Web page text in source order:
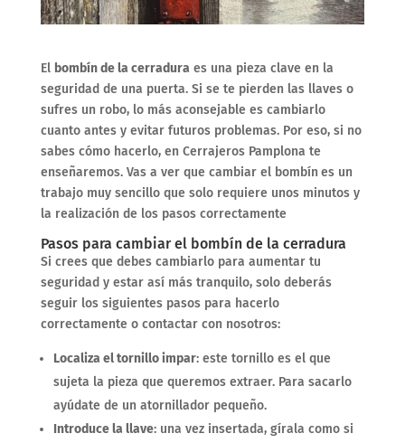
El bombín de la cerradura es una pieza clave en la
seguridad de una puerta. Si se te pierden las llaves o
sufres un robo, lo más aconsejable es cambiarlo
cuanto antes y evitar futuros problemas. Por eso, si no
sabes cómo hacerlo, en Cerrajeros Pamplona te
enseñaremos. Vas a ver que cambiar el bombín es un
trabajo muy sencillo que solo requiere unos minutos y
la realización de los pasos correctamente
Pasos para cambiar el bombín de la cerradura
Si crees que debes cambiarlo para aumentar tu
seguridad y estar así más tranquilo, solo deberás
seguir los siguientes pasos para hacerlo
correctamente o contactar con nosotros:
Localiza el tornillo impar: este tornillo es el que
sujeta la pieza que queremos extraer. Para sacarlo
ayúdate de un atornillador pequeño.
Introduce la llave: una vez insertada, gírala como si